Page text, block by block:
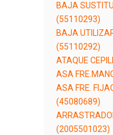
BAJA
(55110293)
BAJA
(55110292)
ATAQUE
ASA
ASA FRE.
(45080689)
(2005501023)